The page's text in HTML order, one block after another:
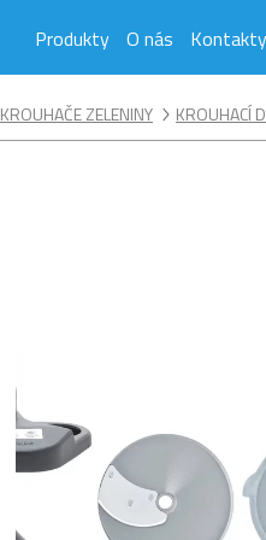
Produkty O nás Kontakty
KROUHAČE ZELENINY KROUHACÍ